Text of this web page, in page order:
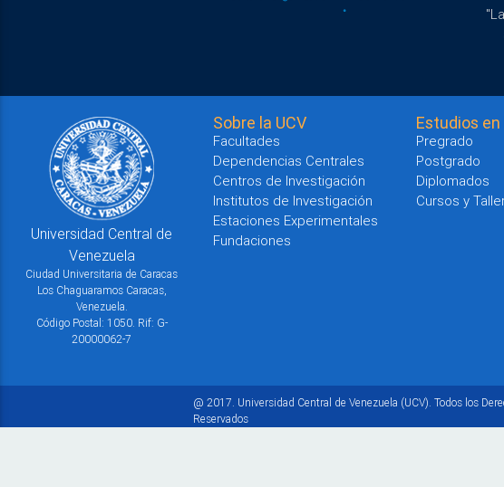
Universidad Central de
Venezuela
Ciudad Universitaria de Caracas
Los Chaguaramos Caracas,
Venezuela.
Código Postal: 1050. Rif: G-
20000062-7
Sobre la UCV
Facultades
Dependencias Centrales
Centros de Investigación
Institutos de Investigación
Estaciones Experimentales
Fundaciones
Estudios en
Pregrado
Postgrado
Diplomados
Cursos y
@ 2017. Universidad Central de Venezuela (UCV). Todos los
Reservados